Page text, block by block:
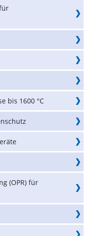
bis 1600 °C
(OPR) für